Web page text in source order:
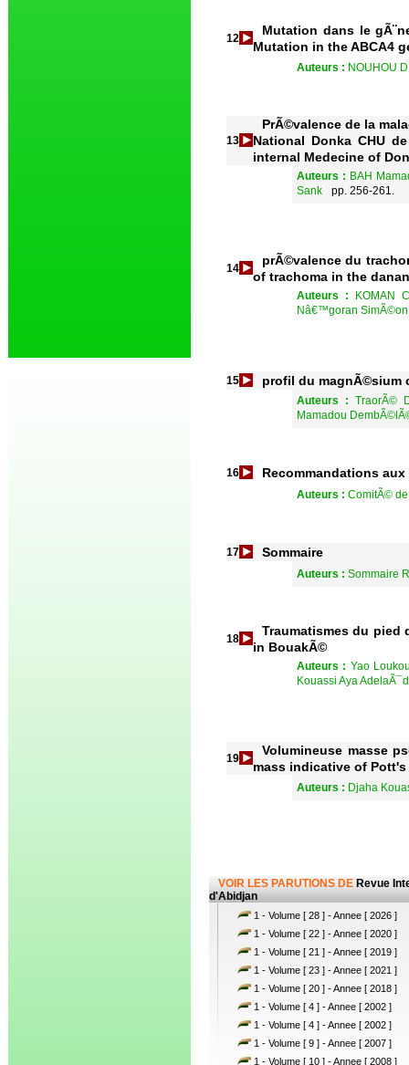
12
Mutation dans le
Mutation in the ABCA4
Auteurs : NOUHOU
13
PrÃ©valence de la
National Donka CHU
internal Medecine of
Auteurs : BAH
Sank
pp. 256-261.
14
prÃ©valence du
of trachoma in the
Auteurs :
KOMAN
Nâ€™goran
15 profil du magnÃ©sium
Auteurs :TraorÃ©
Mamadou
16 Recommandations aux
Auteurs : ComitÃ©
17 Sommaire
Auteurs : Sommaire
18
Traumatismes du
in BouakÃ©
Auteurs : Yao
Kouassi Aya
19
Volumineuse masse
mass indicative of Pott's
Auteurs : Djaha
VOIR LES PARUTIONS DE Revue
d'Abidjan
1 - Volume [ 28 ] - Annee [ 2026 ]
1 - Volume [ 22 ] - Annee [ 2020 ]
1 - Volume [ 21 ] - Annee [ 2019 ]
1 - Volume [ 23 ] - Annee [ 2021 ]
1 - Volume [ 20 ] - Annee [ 2018 ]
1 - Volume [ 4 ] - Annee [ 2002 ]
1 - Volume [ 4 ] - Annee [ 2002 ]
1 - Volume [ 9 ] - Annee [ 2007 ]
1 - Volume [ 10 ] - Annee [ 2008 ]